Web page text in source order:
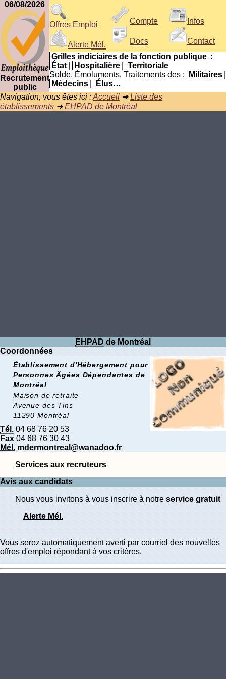
06/08/2026
Recrutement
public
Offres Emploi
Alerte Mél.
Compte
Docs
Infos
Contact
Grilles indiciaires de la fonction publique :
État
Hospitalière
Territoriale
Solde, Émoluments, Traitements des :
Militaires
Médecins
Élus…
Navigation, vous êtes ici :Accueil ➜Liste des
établissements ➜EHPAD de Montréal
EHPAD de Montréal
Coordonnées
Établissement d'Hébergement pour
Personnes Âgées Dépendantes de
Montréal
Maison de retraite
Avenue des Tins
11290 Montréal
Tél. 04 68 76 20 53
Fax 04 68 76 30 43
Mél. mdermontreal@wanadoo.fr
Services aux recruteurs
Avis aux candidats
Nous vous invitons à vous inscrire à notre service gratuit
Alerte Mél.
Vous serez automatiquement averti par courriel des nouvelles
offres d'emploi répondant à vos critères.